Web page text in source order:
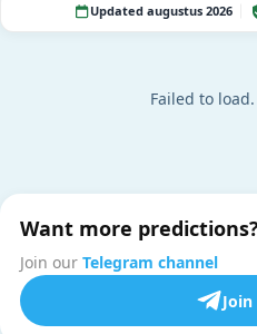
Updated augustus 2026
Failed to load.
Want more predictions?
Join our Telegram channel
Join